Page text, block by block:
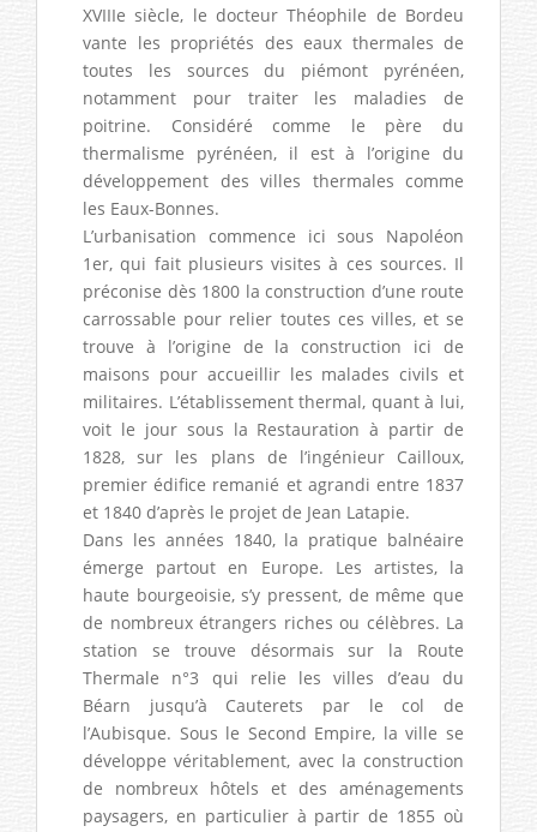
XVIIIe siècle, le docteur Théophile de Bordeu
vante les propriétés des eaux thermales de
toutes les sources du piémont pyrénéen,
notamment pour traiter les maladies de
poitrine. Considéré comme le père du
thermalisme pyrénéen, il est à l’origine du
développement des villes thermales comme
les Eaux-Bonnes.
L’urbanisation commence ici sous Napoléon
1er, qui fait plusieurs visites à ces sources. Il
préconise dès 1800 la construction d’une route
carrossable pour relier toutes ces villes, et se
trouve à l’origine de la construction ici de
maisons pour accueillir les malades civils et
militaires. L’établissement thermal, quant à lui,
voit le jour sous la Restauration à partir de
1828, sur les plans de l’ingénieur Cailloux,
premier édifice remanié et agrandi entre 1837
et 1840 d’après le projet de Jean Latapie.
Dans les années 1840, la pratique balnéaire
émerge partout en Europe. Les artistes, la
haute bourgeoisie, s’y pressent, de même que
de nombreux étrangers riches ou célèbres. La
station se trouve désormais sur la Route
Thermale n°3 qui relie les villes d’eau du
Béarn jusqu’à Cauterets par le col de
l’Aubisque. Sous le Second Empire, la ville se
développe véritablement, avec la construction
de nombreux hôtels et des aménagements
paysagers, en particulier à partir de 1855 où